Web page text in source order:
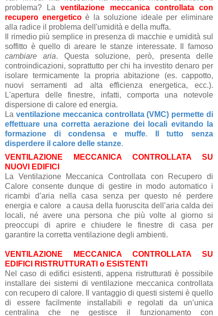
problema? Laventilazione meccanica controllata con
recupero energeticoè la soluzione ideale per eliminare
alla radice il problema dell'umidità e della muffa.
Il rimedio più semplice in presenza di macchie e umidità sul
soffitto è quello di areare le stanze interessate. Il famoso
cambiare aria. Questa soluzione, però, presenta delle
controindicazioni, soprattutto per chi ha investito denaro per
isolare termicamente la propria abitazione (es. cappotto,
nuovi serramenti ad alta efficienza energetica, ecc.).
L'apertura delle finestre, infatti, comporta una notevole
dispersione di calore ed energia.
La ventilazione meccanica controllata (VMC) permette di
effettuare una corretta aerazione dei locali evitando la
formazione di condensa e muffe.
Il tutto senza
disperdere il calore delle stanze.
VENTILAZIONE MECCANICA CONTROLLATA SU
NUOVI EDIFICI
La Ventilazione Meccanica Controllata con Recupero di
Calore consente dunque di gestire in modo automatico i
ricambi d’aria nella casa senza per questo né perdere
energia e calore a causa della fuoruscita dell’aria calda dei
locali, né avere una persona che più volte al giorno si
preoccupi di aprire e chiudere le finestre di casa per
garantire la corretta ventilazione degli ambienti.
VENTILAZIONE MECCANICA CONTROLLATA SU
EDIFICI RISTRUTTURATI o ESISTENTI
Nel caso di edifici esistenti, appena ristrutturati è possibile
installare dei sistemi di ventilazione meccanica controllata
con recupero di calore. Il vantaggio di questi sistemi è quello
di essere facilmente installabili e regolati da un’unica
centralina che ne gestisce il funzionamento con